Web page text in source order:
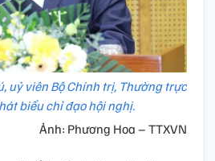
uỷ viên Bộ Chính trị, Thường trực
biểu chỉ đạo hội nghị.
Ảnh: Phương Hoa – TTXVN